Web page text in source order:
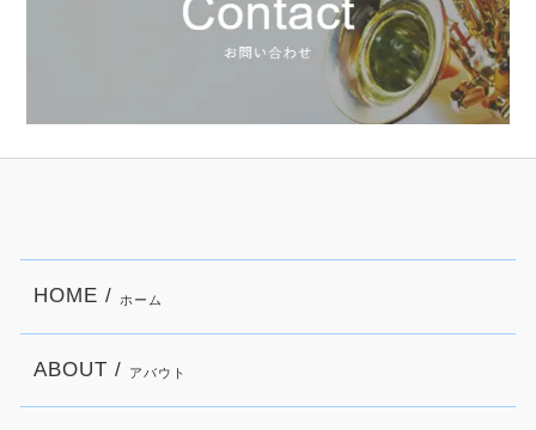
HOME / ホーム
ABOUT / アバウト